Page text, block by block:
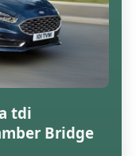
tdi
Bridge